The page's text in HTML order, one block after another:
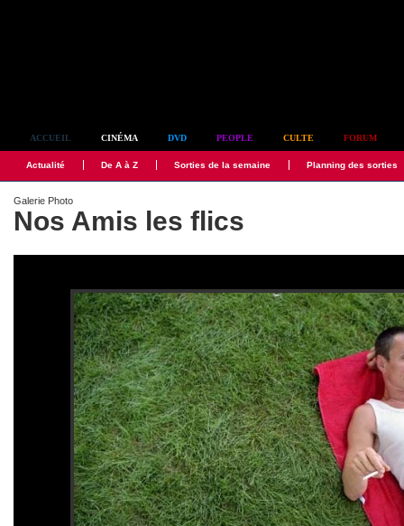
ACCUEIL CINÉMA DVD PEOPLE CULTE FORUM
Actualité De A à Z Sorties de la semaine Planning des sorties
Galerie Photo
Nos Amis les flics